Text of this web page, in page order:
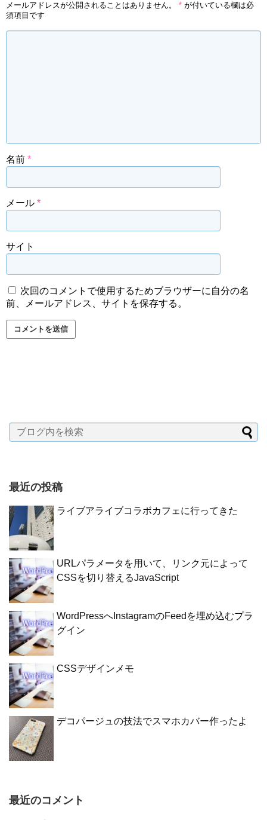
メールアドレスが公開されることはありません。 * が付いている欄は必
須項目です
名前 *
メール *
サイト
次回のコメントで使用するためブラウザーに自分の名
前、メールアドレス、サイトを保存する。
最近の投稿
ライブアライブコラボカフェに行ってきた
URLパラメータを用いて、リンク元によって
CSSを切り替えるJavaScript
WordPressへInstagramのFeedを埋め込むプラ
グイン
CSSデザインメモ
デコパージュの技法でスマホカバー作ったよ
最近のコメント